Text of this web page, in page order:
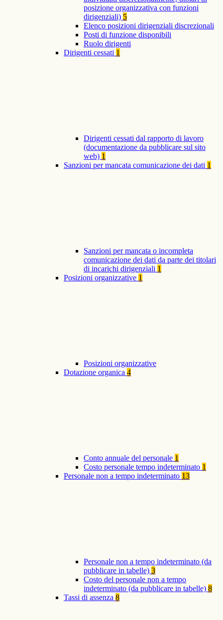
posizione organizzativa con funzioni
dirigenziali) 5
Elenco posizioni dirigenziali discrezionali
Posti di funzione disponibili
Ruolo dirigenti
Dirigenti cessati 1
Dirigenti cessati dal rapporto di lavoro
(documentazione da pubblicare sul sito
web) 1
Sanzioni per mancata comunicazione dei dati 1
Sanzioni per mancata o incompleta
comunicazione dei dati da parte dei titolari
di incarichi dirigenziali 1
Posizioni organizzative 1
Posizioni organizzative
Dotazione organica 4
Conto annuale del personale 1
Costo personale tempo indeterminato 1
Personale non a tempo indeterminato 13
Personale non a tempo indeterminato (da
pubblicare in tabelle) 3
Costo del personale non a tempo
indeterminato (da pubblicare in tabelle) 8
Tassi di assenza 8